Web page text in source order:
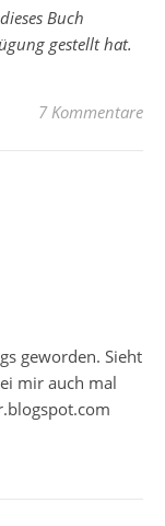
Buch
gestellt hat.
7 Kommentare
geworden. Sieht
mir auch mal